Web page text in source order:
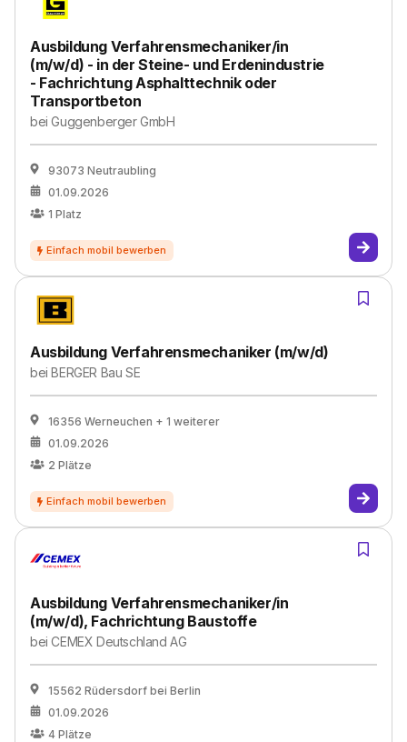
Ausbildung Verfahrensmechaniker/in
(m/w/d) - in der Steine- und Erdenindustrie
- Fachrichtung Asphalttechnik oder
Transportbeton
beiGuggenberger GmbH
93073 Neutraubling
01.09.2026
1 Platz
Ausbildung Verfahrensmechaniker (m/w/d)
beiBERGER Bau SE
16356 Werneuchen + 1 weiterer
01.09.2026
2 Plätze
Ausbildung Verfahrensmechaniker/in
(m/w/d), Fachrichtung Baustoffe
beiCEMEX Deutschland AG
15562 Rüdersdorf bei Berlin
01.09.2026
4 Plätze